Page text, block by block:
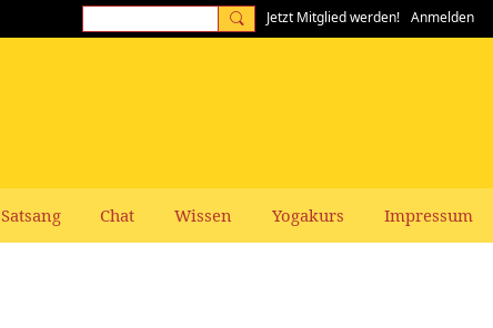
Jetzt Mitglied werden! Anmelden
Satsang Chat Wissen Yogakurs Impressum